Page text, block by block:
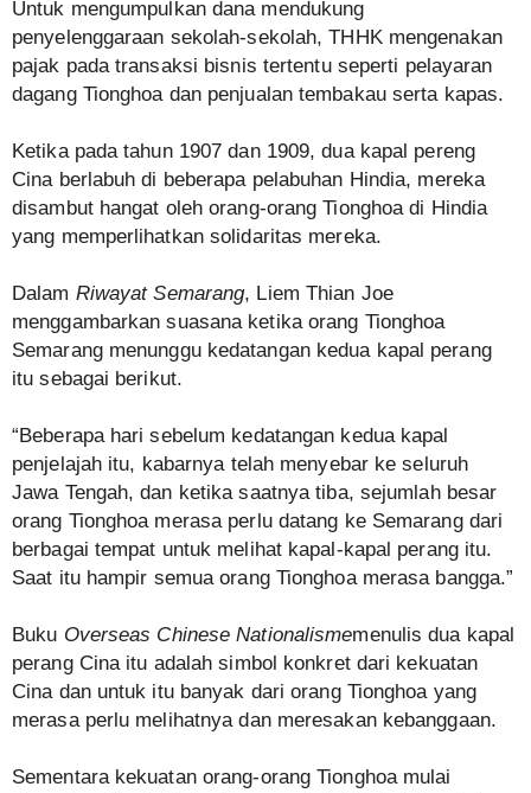
Untuk mengumpulkan dana mendukung
penyelenggaraan sekolah-sekolah, THHK mengenakan
pajak pada transaksi bisnis tertentu seperti pelayaran
dagang Tionghoa dan penjualan tembakau serta kapas.
Ketika pada tahun 1907 dan 1909, dua kapal pereng
Cina berlabuh di beberapa pelabuhan Hindia, mereka
disambut hangat oleh orang-orang Tionghoa di Hindia
yang memperlihatkan solidaritas mereka.
Dalam Riwayat Semarang, Liem Thian Joe
menggambarkan suasana ketika orang Tionghoa
Semarang menunggu kedatangan kedua kapal perang
itu sebagai berikut.
“Beberapa hari sebelum kedatangan kedua kapal
penjelajah itu, kabarnya telah menyebar ke seluruh
Jawa Tengah, dan ketika saatnya tiba, sejumlah besar
orang Tionghoa merasa perlu datang ke Semarang dari
berbagai tempat untuk melihat kapal-kapal perang itu.
Saat itu hampir semua orang Tionghoa merasa bangga.”
Buku Overseas Chinese Nationalismemenulis dua kapal
perang Cina itu adalah simbol konkret dari kekuatan
Cina dan untuk itu banyak dari orang Tionghoa yang
merasa perlu melihatnya dan meresakan kebanggaan.
Sementara kekuatan orang-orang Tionghoa mulai